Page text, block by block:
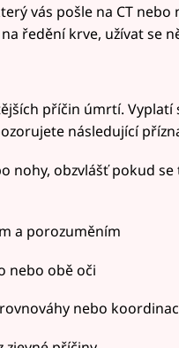
vás pošle na CT nebo
ředění krve, užívat se
příčin úmrtí. Vyplatí
následující
nohy, obzvlášť pokud
a porozuměním
nebo obě oči
nebo